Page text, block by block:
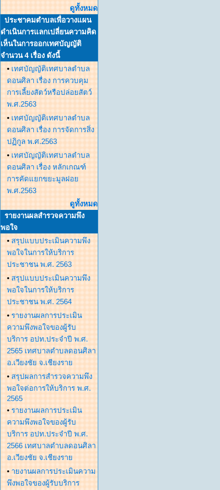
ดูทั้งหมด
ประชาคมตำบลเพื่อวางแผน
ดำเนินการแลกเปลี่ยนความคิด
เห็นในการออกเทศบัญญัติ
จำนวน 4 เรื่อง ดังนี้
• เทศบัญญัติเทศบาลตำบล
ดอนศิลา เรื่อง การควบคุม
การเลี้ยงสัตว์หรือปล่อยสัตว์
พ.ศ.2563
• เทศบัญญัติเทศบาลตำบล
ดอนศิลา เรื่อง การจัดการสิ่ง
ปฏิกูล พ.ศ.2563
• เทศบัญญัติเทศบาลตำบล
ดอนศิลา เรื่อง หลักเกณฑ์
การคัดแยกขยะมูลฝอย
พ.ศ.2563
ดูทั้งหมด
รายงานผลสำรวจความพึง
พอใจ
• สรุปแบบประเมินความพึง
พอใจในการให้บริการ
ประชาชน พ.ศ. 2563
• สรุปแบบประเมินความพึง
พอใจในการให้บริการ
ประชาชน พ.ศ. 2564
• รายงานผลการประเมิน
ความพึงพอใจของผู้รับ
บริการ อปท.ประจำปี พ.ศ.
2565 เทศบาลตำบลดอนศิลา
อ.เวียงชัย จ.เชียงราย
• สรุปผลการสำรวจความพึง
พอใจต่อการให้บริการ พ.ศ.
2565
• รายงานผลการประเมิน
ความพึงพอใจของผู้รับ
บริการ อปท.ประจำปี พ.ศ.
2566 เทศบาลตำบลดอนศิลา
อ.เวียงชัย จ.เชียงราย
• ายงานผลการประเมินความ
พึงพอใจของผู้รับบริการ